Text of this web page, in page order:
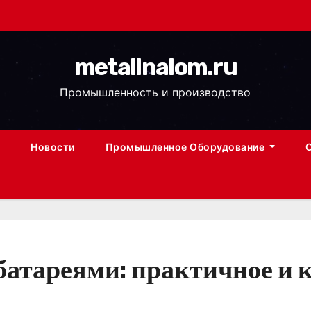
metallnalom.ru
Промышленность и производство
Новости Промышленное Оборудование
практичное и